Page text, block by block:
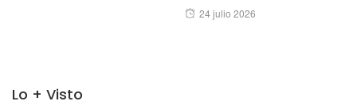
Posted
24 julio 2026
Lo + Visto